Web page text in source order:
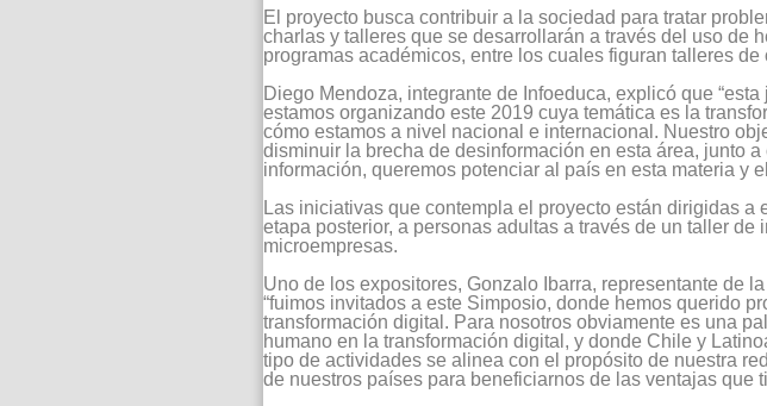
El proyecto busca contribuir a la sociedad para tratar
charlas y talleres que se desarrollarán a través del uso de
programas académicos, entre los cuales figuran talleres
Diego Mendoza, integrante de Infoeduca, explicó que
estamos organizando este 2019 cuya temática es la
cómo estamos a nivel nacional e internacional. Nuestro
disminuir la brecha de desinformación en esta área, junto
información, queremos potenciar al país en esta materia y
Las iniciativas que contempla el proyecto están dirigidas
etapa posterior, a personas adultas a través de un taller
microempresas.
Uno de los expositores, Gonzalo Ibarra, representante de
“fuimos invitados a este Simposio, donde hemos querido
transformación digital. Para nosotros obviamente es una
humano en la transformación digital, y donde Chile y
tipo de actividades se alinea con el propósito de nuestra
de nuestros países para beneficiarnos de las ventajas que